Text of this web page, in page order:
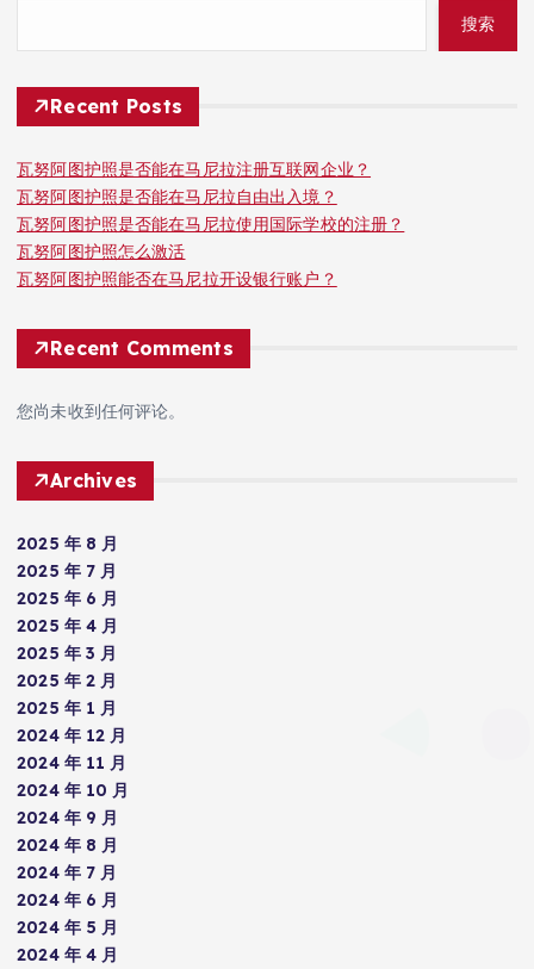
搜索
Recent Posts
瓦努阿图护照是否能在马尼拉注册互联网企业？
瓦努阿图护照是否能在马尼拉自由出入境？
瓦努阿图护照是否能在马尼拉使用国际学校的注册？
瓦努阿图护照怎么激活
瓦努阿图护照能否在马尼拉开设银行账户？
Recent Comments
您尚未收到任何评论。
Archives
2025 年 8 月
2025 年 7 月
2025 年 6 月
2025 年 4 月
2025 年 3 月
2025 年 2 月
2025 年 1 月
2024 年 12 月
2024 年 11 月
2024 年 10 月
2024 年 9 月
2024 年 8 月
2024 年 7 月
2024 年 6 月
2024 年 5 月
2024 年 4 月